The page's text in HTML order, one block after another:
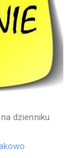
dzienniku